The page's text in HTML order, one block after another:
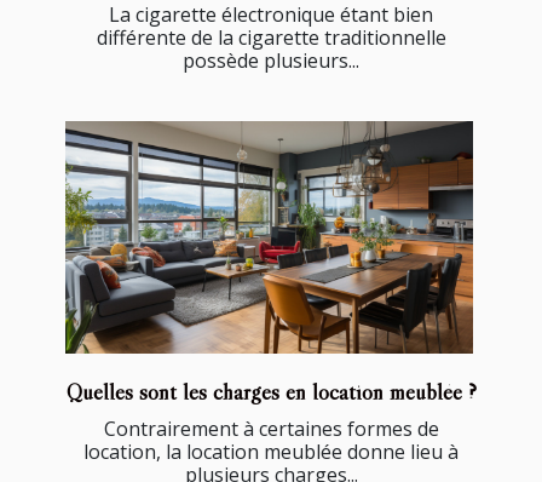
La cigarette électronique étant bien
différente de la cigarette traditionnelle
possède plusieurs...
Quelles sont les charges en location meublée ?
Contrairement à certaines formes de
location, la location meublée donne lieu à
plusieurs charges...